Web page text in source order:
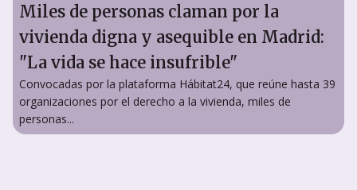
Miles de personas claman por la
vivienda digna y asequible en Madrid:
"La vida se hace insufrible"
Convocadas por la plataforma Hábitat24, que reúne hasta 39
organizaciones por el derecho a la vivienda, miles de
personas...